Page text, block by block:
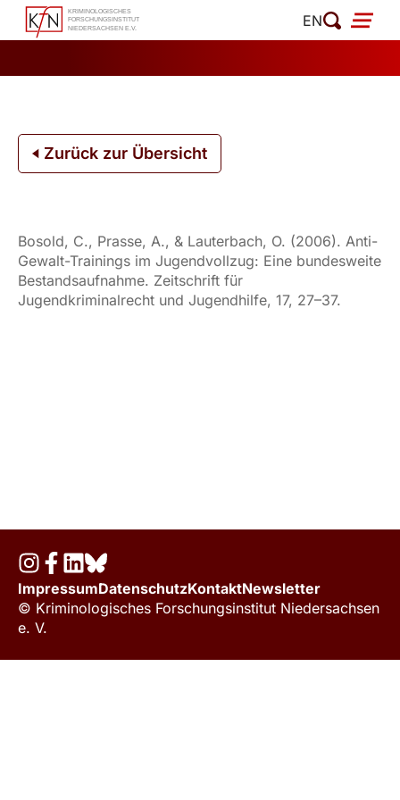
Zum
Inhalt
EN
Zurück zur Übersicht
Bosold, C., Prasse, A., & Lauterbach, O. (2006). Anti-
Gewalt-Trainings im Jugendvollzug: Eine bundesweite
Bestandsaufnahme. Zeitschrift für
Jugendkriminalrecht und Jugendhilfe, 17, 27–37.
ImpressumDatenschutzKontaktNewsletter
© Kriminologisches Forschungsinstitut Niedersachsen
e. V.